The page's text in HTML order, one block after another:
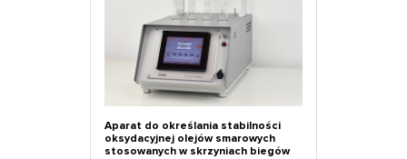
Aparat do określania stabilności
oksydacyjnej olejów smarowych
stosowanych w skrzyniach biegów